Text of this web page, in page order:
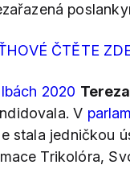
ČTĚTE
2020 Tereza
V
stala jedničkou
Trikolóra,